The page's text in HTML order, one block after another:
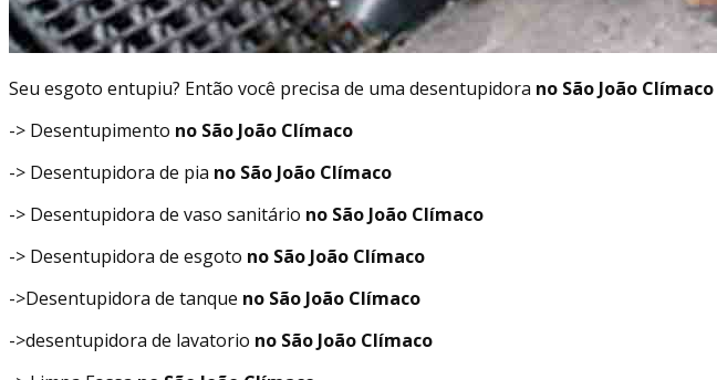
Seu esgoto entupiu? Então você precisa de uma desentupidora no São João Clímaco
-> Desentupimento no São João Clímaco
-> Desentupidora de pia no São João Clímaco
-> Desentupidora de vaso sanitário no São João Clímaco
-> Desentupidora de esgoto no São João Clímaco
->Desentupidora de tanque no São João Clímaco
->desentupidora de lavatorio no São João Clímaco